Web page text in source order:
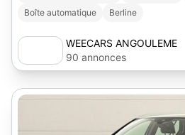
Boîte automatique
Berline
WEECARS ANGOULEME
90 annonces